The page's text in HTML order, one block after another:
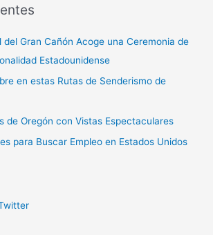
del Gran Cañón Acoge una Ceremonia de
Estadounidense
en estas Rutas de Senderismo de
de Oregón con Vistas Espectaculares
para Buscar Empleo en Estados Unidos